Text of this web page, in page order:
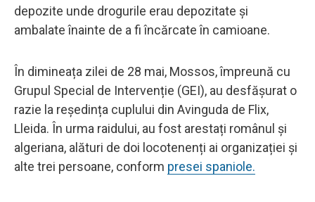
depozite unde drogurile erau depozitate și
ambalate înainte de a fi încărcate în camioane.
În dimineața zilei de 28 mai, Mossos, împreună cu
Grupul Special de Intervenție (GEI), au desfășurat o
razie la reședința cuplului din Avinguda de Flix,
Lleida. În urma raidului, au fost arestați românul și
algeriana, alături de doi locotenenți ai organizației și
alte trei persoane, conform presei spaniole.